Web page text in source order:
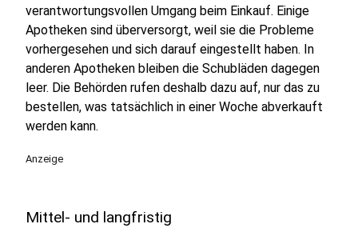
verantwortungsvollen Umgang beim Einkauf. Einige
Apotheken sind überversorgt, weil sie die Probleme
vorhergesehen und sich darauf eingestellt haben. In
anderen Apotheken bleiben die Schubläden dagegen
leer. Die Behörden rufen deshalb dazu auf, nur das zu
bestellen, was tatsächlich in einer Woche abverkauft
werden kann.
Anzeige
Mittel- und langfristig